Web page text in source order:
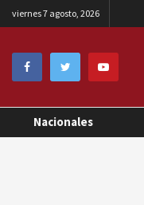
viernes 7 agosto, 2026
Nacionales